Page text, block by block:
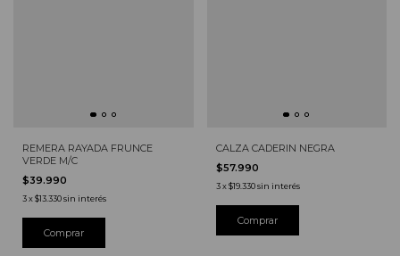
REMERA RAYADA FRUNCE
VERDE M/C
$39.990
3x$13.330sin interés
Comprar
CALZA CADERIN NEGRA
$57.990
3 x$19.330 sin interés
Comprar